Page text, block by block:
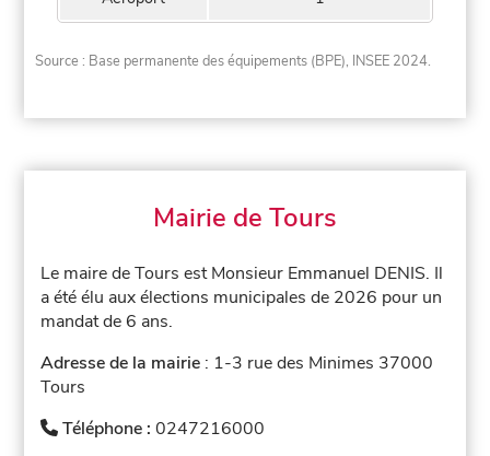
Source : Base permanente des équipements (BPE), INSEE 2024.
Mairie de Tours
Le maire de Tours est Monsieur Emmanuel DENIS. Il
a été élu aux élections municipales de 2026 pour un
mandat de 6 ans.
Adresse de la mairie : 1-3 rue des Minimes 37000
Tours
Téléphone :0247216000